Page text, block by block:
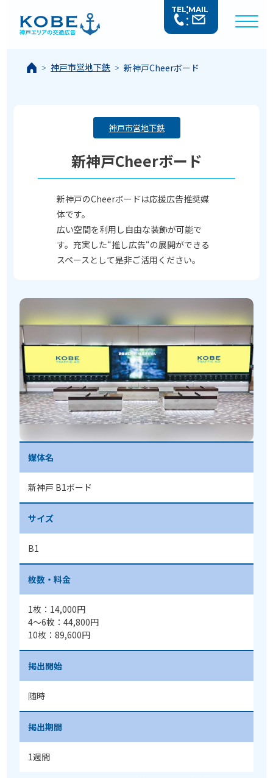
TEL MAIL
神戸市営地下鉄 新神戸Cheerボード
神戸市営地下鉄
新神戸Cheerボード
新神戸のCheerボードは応援広告推奨媒
体です。
広い空間を利用し自由な装飾が可能で
す。充実した“推し広告“の展開ができる
スペースとして是非ご活用ください。
媒体名
新神戸 B1ボード
サイズ
B1
枚数・料金
1枚：14,000円
4〜6枚：44,800円
10枚：89,600円
掲出開始
随時
掲出期間
1週間